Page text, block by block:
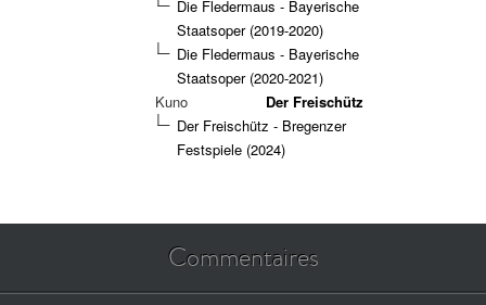
Die Fledermaus - Bayerische
Staatsoper (2019-2020)
Die Fledermaus - Bayerische
Staatsoper (2020-2021)
Kuno
Der Freischütz
Der Freischütz - Bregenzer
Festspiele (2024)
Commentaires